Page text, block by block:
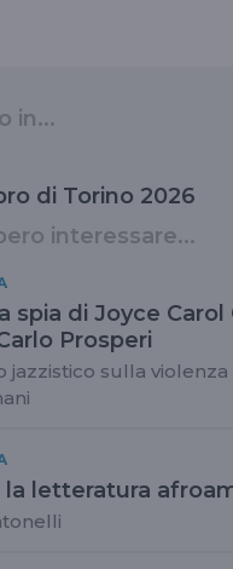
in...
di Torino 2026
interessare...
spia di Joyce Carol
Prosperi
jazzistico sulla violenza
la letteratura